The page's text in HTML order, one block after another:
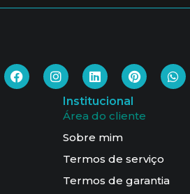
Institucional
Área do cliente
Sobre mim
Termos de serviço
Termos de garantia